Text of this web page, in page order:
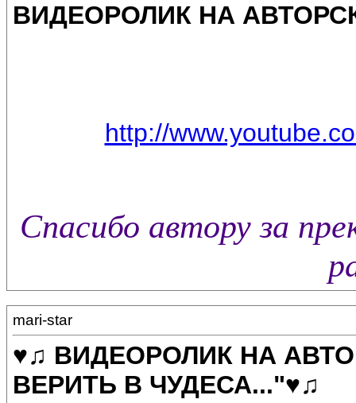
ВИДЕОРОЛИК НА
http://
Спасибо автору за
mari-star
♥♫ ВИДЕОРОЛИК НА
ВЕРИТЬ В ЧУДЕСА..."♥♫